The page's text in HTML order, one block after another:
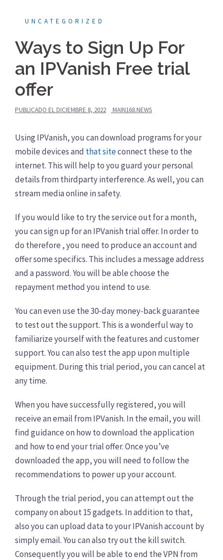
UNCATEGORIZED
Ways to Sign Up For
an IPVanish Free trial
offer
PUBLICADO EL DICIEMBRE 8, 2022 MAIN168.NEWS
Using IPVanish, you can download programs for your
mobile devices and that siteconnect these to the
internet. This will help to you guard your personal
details from thirdparty interference. As well, you can
stream media online in safety.
If you would like to try the service out for a month,
you can sign up for an IPVanish trial offer. In order to
do therefore , you need to produce an account and
offer some specifics. This includes a message address
and a password. You will be able choose the
repayment method you intend to use.
You can even use the 30-day money-back guarantee
to test out the support. This is a wonderful way to
familiarize yourself with the features and customer
support. You can also test the app upon multiple
equipment. During this trial period, you can cancel at
any time.
When you have successfully registered, you will
receive an email from IPVanish. In the email, you will
find guidance on how to download the application
and how to end your trial offer. Once you’ve
downloaded the app, you will need to follow the
recommendations to power up your account.
Through the trial period, you can attempt out the
company on about 15 gadgets. In addition to that,
also you can upload data to your IPVanish account by
simply email. You can also try out the kill switch.
Consequently you will be able to end the VPN from